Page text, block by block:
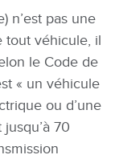
n’est pas une
tout véhicule, il
le Code de
« un véhicule
ou d’une
70